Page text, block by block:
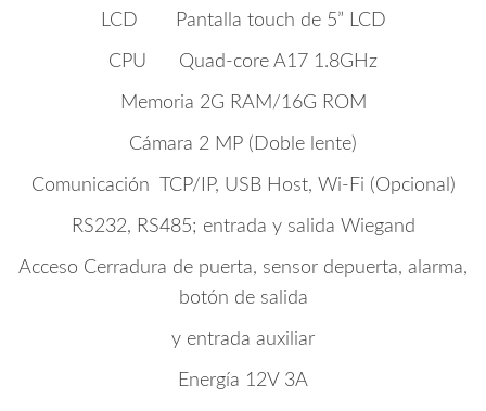
LCD Pantalla touch de 5” LCD
CPU Quad-core A17 1.8GHz
Memoria 2G RAM/16G ROM
Cámara 2 MP (Doble lente)
Comunicación TCP/IP, USB Host, Wi-Fi (Opcional)
RS232, RS485; entrada y salida Wiegand
Acceso Cerradura de puerta, sensor depuerta, alarma,
botón de salida
y entrada auxiliar
Energía 12V 3A